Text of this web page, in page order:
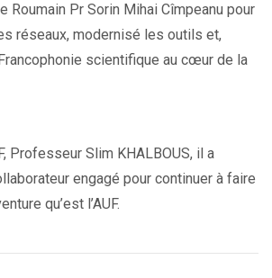
Roumain Pr Sorin Mihai Cîmpeanu pour
réseaux, modernisé les outils et,
scientifique au cœur de la
Professeur Slim KHALBOUS, il a
engagé pour continuer à faire
qu’est l’AUF.